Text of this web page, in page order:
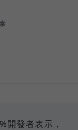
開發者表示，